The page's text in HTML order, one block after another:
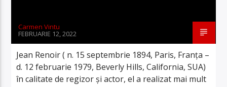
Carmen Vintu
FEBRUARIE 12, 2022
Jean Renoir ( n. 15 septembrie 1894, Paris, Franța –
d. 12 februarie 1979, Beverly Hills, California, SUA)
în calitate de regizor și actor, el a realizat mai mult